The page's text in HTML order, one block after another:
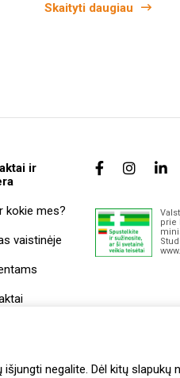
negalite. Dėl kitų slapukų
Skaityti daugiau
ir
kokie mes?
vaistinėje
prie